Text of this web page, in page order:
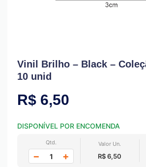
Vinil Brilho – Black –
10 unid
R$ 6,50
DISPONÍVEL POR ENCOMENDA
Qtd.
− +
Valor Un.
R$ 6,50